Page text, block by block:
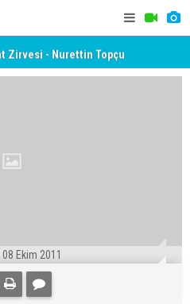
Zirvesi - Nurettin Topçu
08 Ekim 2011